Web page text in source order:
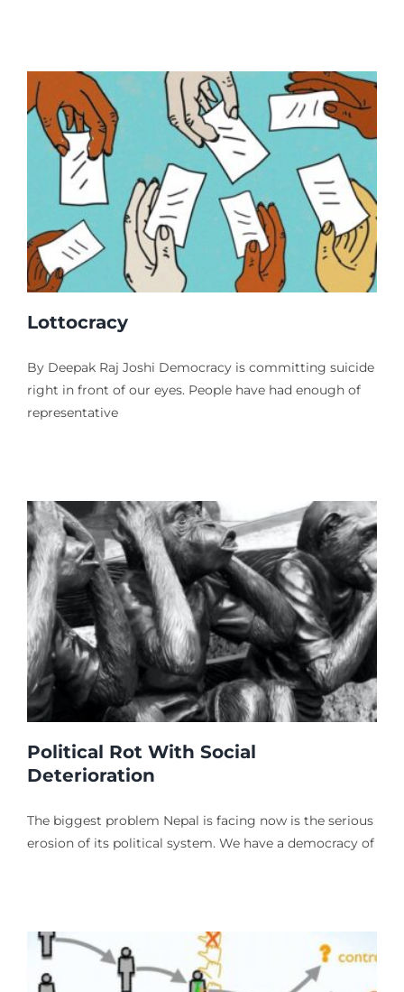
Lottocracy
By Deepak Raj Joshi Democracy is committing suicide
right in front of our eyes. People have had enough of
representative
Political Rot With Social
Deterioration
The biggest problem Nepal is facing now is the serious
erosion of its political system. We have a democracy of